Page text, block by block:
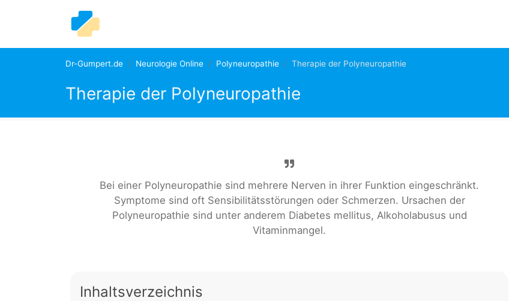
Dr-Gumpert.de Neurologie Online Polyneuropathie Therapie der Polyneuropathie
Therapie der Polyneuropathie
Bei einer Polyneuropathie sind mehrere Nerven in ihrer Funktion eingeschränkt.
Symptome sind oft Sensibilitätsstörungen oder Schmerzen. Ursachen der
Polyneuropathie sind unter anderem Diabetes mellitus, Alkoholabusus und
Vitaminmangel.
Inhaltsverzeichnis